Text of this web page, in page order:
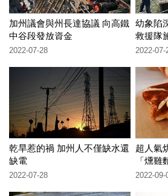
加州議會與州長達協議 向高鐵
中谷段發放資金
2022-07-28
幼象陷
救援隊
2022-07-
乾旱惹的禍 加州人不僅缺水還
缺電
2022-07-28
超人氣
「燻雞
2022-09-